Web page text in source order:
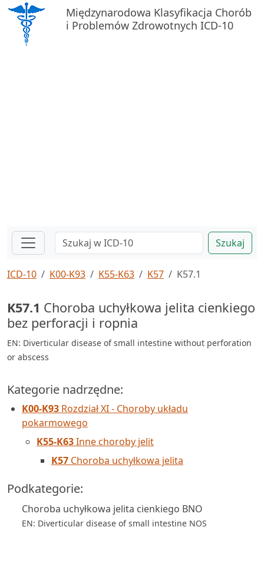
Międzynarodowa Klasyfikacja Chorób
i Problemów Zdrowotnych ICD-10
Szukaj
ICD-10 K00-K93 K55-K63 K57 K57.1
K57.1 Choroba uchyłkowa jelita cienkiego
bez perforacji i ropnia
EN: Diverticular disease of small intestine without perforation
or abscess
Kategorie nadrzędne:
K00-K93 Rozdział XI - Choroby układu
pokarmowego
K55-K63Inne choroby jelit
K57 Choroba uchyłkowa jelita
Podkategorie:
Choroba uchyłkowa jelita cienkiego BNO
EN: Diverticular disease of small intestine NOS